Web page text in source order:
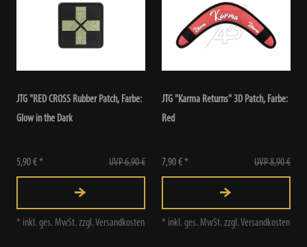
JTG "RED CROSS Rubber Patch, Farbe:
Glow in the Dark
UVP 6,90 €
5,90 € *
* inkl. ges. MwSt. zzgl.Versandkosten
JTG "Karma Returns" 3D Patch, Farbe:
Red
UVP 8,90 €
7,90 € *
* inkl. ges. MwSt. zzgl.Versandkosten